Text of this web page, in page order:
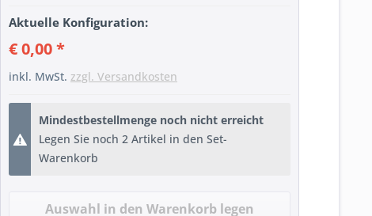
Aktuelle Konfiguration:
€ 0,00 *
inkl. MwSt. zzgl. Versandkosten
Mindestbestellmenge noch nicht erreicht
Legen Sie noch 2 Artikel in den Set-
Warenkorb